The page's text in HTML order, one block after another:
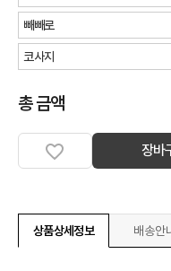
총 금액
장바
상품상세정보 배송안